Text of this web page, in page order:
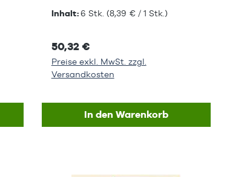
Inhalt:6 Stk. (8,39 € / 1 Stk.)
50,32 €
Preise exkl. MwSt. zzgl.
Versandkosten
In den Warenkorb